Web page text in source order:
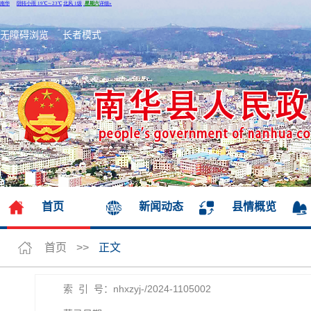
无障碍浏览 长者模式
首页 新闻动态 县情概览
首页 >> 正文
索 引 号：nhxzyj-/2024-1105002